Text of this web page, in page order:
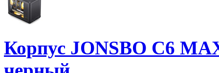
Корпус JONSBO C6